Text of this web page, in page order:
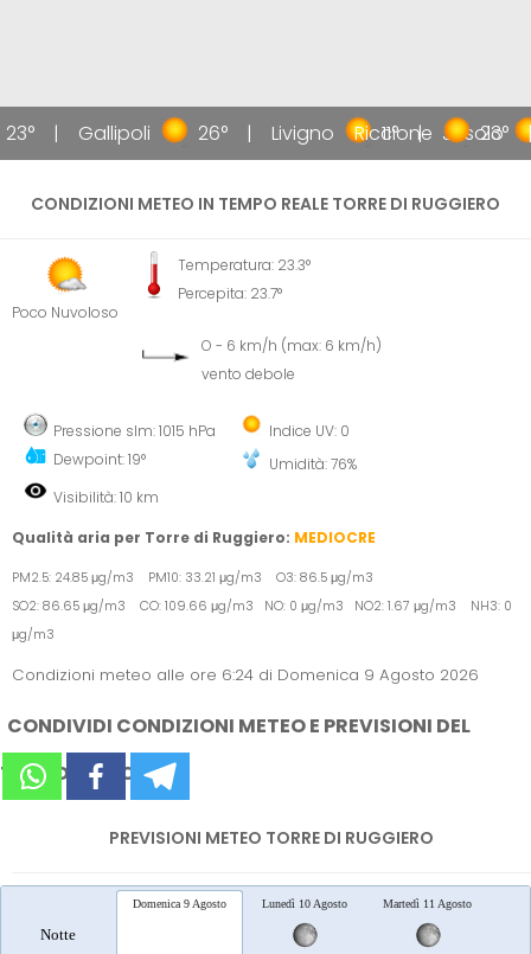
23° Gallipoli 26° Livigno 11° Jesolo
Riccione 23°
CONDIZIONI METEO IN TEMPO REALE TORRE DI RUGGIERO
Poco Nuvoloso
Temperatura: 23.3°
Percepita: 23.7°
O - 6 km/h (max: 6 km/h)
vento debole
Pressione slm: 1015 hPa
Dewpoint: 19°
Indice UV: 0
Umidità: 76%
Visibilità: 10 km
Qualità aria per Torre di Ruggiero: MEDIOCRE
PM2.5: 24.85 μg/m3 PM10: 33.21 μg/m3 O3: 86.5 μg/m3
SO2: 86.65 μg/m3 CO: 109.66 μg/m3 NO: 0 μg/m3 NO2: 1.67 μg/m3 NH3: 0
μg/m3
Condizioni meteo alle ore 6:24 di Domenica 9 Agosto 2026
CONDIVIDI CONDIZIONI METEO E PREVISIONI DEL
TEMPO SUI SOCIAL
PREVISIONI METEO TORRE DI RUGGIERO
Notte
Domenica 9 Agosto Lunedì 10 Agosto Martedì 11 Agosto